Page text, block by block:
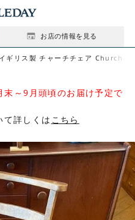
お店の情報を見る
イギリス製 チャーチチェア Church
～9月頭頃のお届け予定で
て詳しくは こちら